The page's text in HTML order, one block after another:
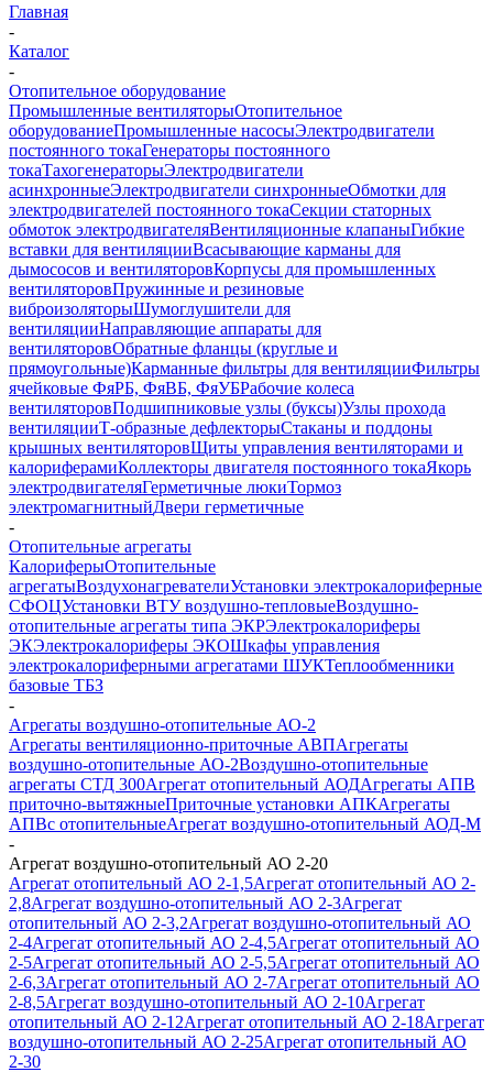
Главная
-
Каталог
-
Отопительное оборудование
Промышленные вентиляторыОтопительное
оборудованиеПромышленные насосыЭлектродвигатели
постоянного токаГенераторы постоянного
токаТахогенераторыЭлектродвигатели
асинхронныеЭлектродвигатели синхронныеОбмотки для
электродвигателей постоянного токаСекции статорных
обмоток электродвигателяВентиляционные клапаныГибкие
вставки для вентиляцииВсасывающие карманы для
дымососов и вентиляторовКорпусы для промышленных
вентиляторовПружинные и резиновые
виброизоляторыШумоглушители для
вентиляцииНаправляющие аппараты для
вентиляторовОбратные фланцы (круглые и
прямоугольные)Карманные фильтры для вентиляцииФильтры
ячейковые ФяРБ, ФяВБ, ФяУБРабочие колеса
вентиляторовПодшипниковые узлы (буксы)Узлы прохода
вентиляцииТ-образные дефлекторыСтаканы и поддоны
крышных вентиляторовЩиты управления вентиляторами и
калориферамиКоллекторы двигателя постоянного токаЯкорь
электродвигателяГерметичные люкиТормоз
электромагнитныйДвери герметичные
-
Отопительные агрегаты
КалориферыОтопительные
агрегатыВоздухонагревателиУстановки электрокалориферные
СФОЦУстановки ВТУ воздушно-тепловыеВоздушно-
отопительные агрегаты типа ЭКРЭлектрокалориферы
ЭКЭлектрокалориферы ЭКОШкафы управления
электрокалориферными агрегатами ШУКТеплообменники
базовые ТБЗ
-
Агрегаты воздушно-отопительные АО-2
Агрегаты вентиляционно-приточные АВПАгрегаты
воздушно-отопительные АО-2Воздушно-отопительные
агрегаты СТД 300Агрегат отопительный АОДАгрегаты АПВ
приточно-вытяжныеПриточные установки АПКАгрегаты
АПВс отопительныеАгрегат воздушно-отопительный АОД-М
-
Агрегат воздушно-отопительный АО 2-20
Агрегат отопительный АО 2-1,5Агрегат отопительный АО 2-
2,8Агрегат воздушно-отопительный АО 2-3Агрегат
отопительный АО 2-3,2Агрегат воздушно-отопительный АО
2-4Агрегат отопительный АО 2-4,5Агрегат отопительный АО
2-5Агрегат отопительный АО 2-5,5Агрегат отопительный АО
2-6,3Агрегат отопительный АО 2-7Агрегат отопительный АО
2-8,5Агрегат воздушно-отопительный АО 2-10Агрегат
отопительный АО 2-12Агрегат отопительный АО 2-18Агрегат
воздушно-отопительный АО 2-25Агрегат отопительный АО
2-30